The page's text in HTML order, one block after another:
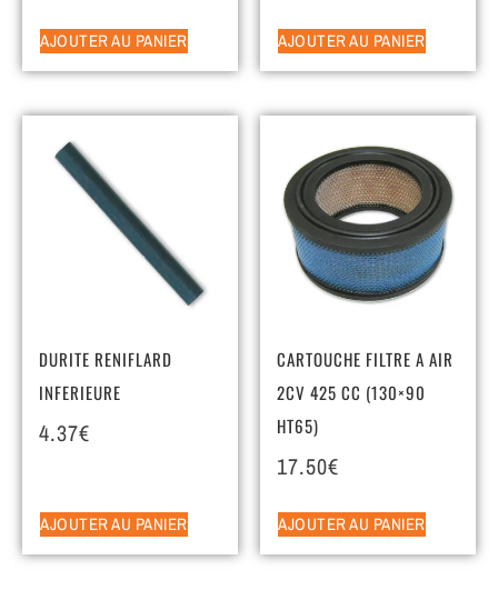
AJOUTER AU PANIER AJOUTER AU PANIER
DURITE RENIFLARD
INFERIEURE
4.37€
AJOUTER AU PANIER
CARTOUCHE FILTRE A AIR
2CV 425 CC (130×90
HT65)
17.50€
AJOUTER AU PANIER